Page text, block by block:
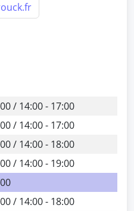
/ 14:00 - 17:00
/ 14:00 - 17:00
/ 14:00 - 18:00
/ 14:00 - 19:00
/ 14:00 - 18:00